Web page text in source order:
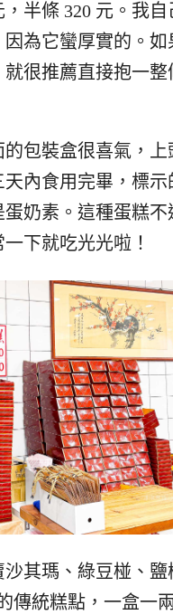
，半條 320 元。我
為它蠻厚實的。如
就很推薦直接抱一整
的包裝盒很喜氣，上
天內食用完畢，標示
奶素。這種蛋糕不
下就吃光光啦！
其瑪、綠豆椪、鹽
傳統糕點，一盒一